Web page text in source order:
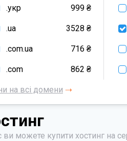
.укр 999 ₴
.ua 3528 ₴
.com.ua 716 ₴
.com 862 ₴
на всі домени
ви можете купити хостинг на